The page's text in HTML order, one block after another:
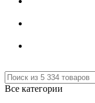
Все категории